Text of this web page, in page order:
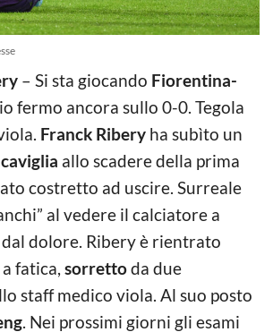
– Si sta giocando Fiorentina-
fermo ancora sullo 0-0. Tegola
Franck Ribery ha subìto un
caviglia allo scadere della prima
costretto ad uscire. Surreale
al vedere il calciatore a
dolore. Ribery è rientrato
fatica, sorrettoda due
staff medico viola. Al suo posto
. Nei prossimi giorni gli esami